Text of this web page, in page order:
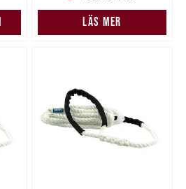
LÄS MER